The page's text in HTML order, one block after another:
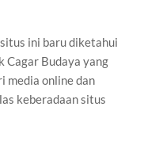
ini baru diketahui
Cagar Budaya yang
media online dan
keberadaan situs